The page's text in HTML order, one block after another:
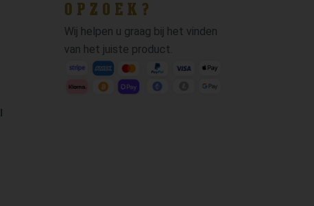
OPZOEK?
Wij helpen u graag bij het vinden
van het juiste product.